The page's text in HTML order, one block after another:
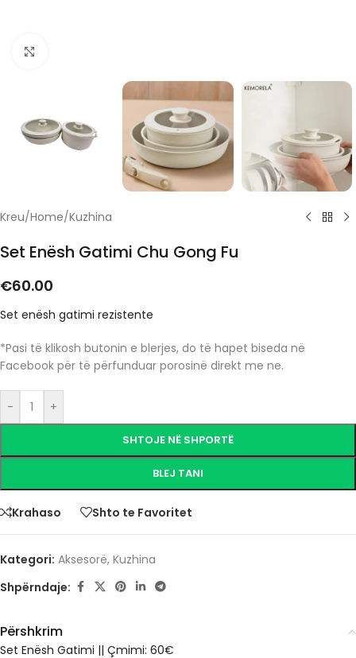
Kreu/Home/Kuzhina
Set Enësh Gatimi Chu Gong Fu
€60.00
Set enësh gatimi rezistente
*Pasi të klikosh butonin e blerjes, do të hapet biseda në
Facebook për të përfunduar porosinë direkt me ne.
- +
SHTOJE NË SHPORTË
BLEJ TANI
Krahaso Shto te Favoritet
Kategori: Aksesorë, Kuzhina
Shpërndaje:
Përshkrim
Set Enësh Gatimi || Çmimi: 60€